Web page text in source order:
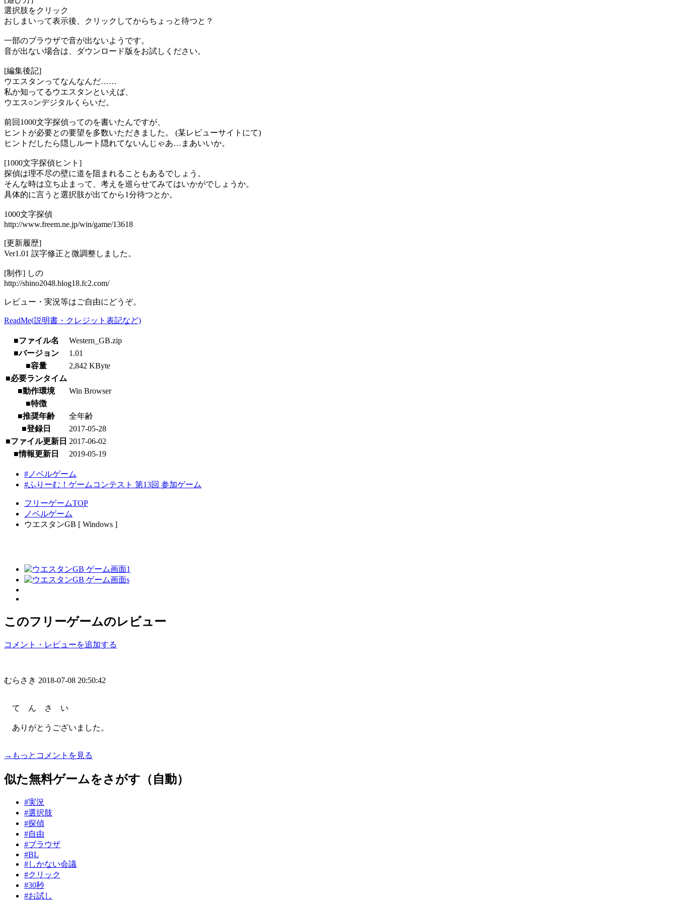
選択肢をクリック
おしまいって表示後、クリックしてからちょっと待つと？
一部のブラウザで音が出ないようです。
音が出ない場合は、ダウンロード版をお試しください。
[編集後記]
ウエスタンってなんなんだ……
私か知ってるウエスタンといえば、
ウエス○ンデジタルくらいだ。
前回1000文字探偵ってのを書いたんですが、
ヒントが必要との要望を多数いただきました。 (某レビューサイトにて)
ヒントだしたら隠しルート隠れてないんじゃあ…まあいいか。
[1000文字探偵ヒント]
探偵は理不尽の壁に道を阻まれることもあるでしょう。
そんな時は立ち止まって、考えを巡らせてみてはいかがでしょうか。
具体的に言うと選択肢が出てから1分待つとか。
1000文字探偵
http://www.freem.ne.jp/win/game/13618
[更新履歴]
Ver1.01 誤字修正と微調整しました。
[制作] しの
http://shino2048.blog18.fc2.com/
レビュー・実況等はご自由にどうぞ。
ReadMe(説明書・クレジット表記など)
■ファイル名
Western_GB.zip
■バージョン
1.01
■容量
2,842 KByte
■必要ランタイム
■動作環境
Win Browser
■特徴
■推奨年齢
全年齢
■登録日
2017-05-28
■ファイル更新日 2017-06-02
■情報更新日
2019-05-19
#ノベルゲーム
#ふりーむ！ゲームコンテスト 第13回 参加ゲーム
フリーゲームTOP
ノベルゲーム
ウエスタンGB [ Windows ]
このフリーゲームのレビュー
コメント・レビューを追加する
むらさき 2018-07-08 20:50:42
て ん さ い
ありがとうございました。
→もっとコメントを見る
似た無料ゲームをさがす（自動）
#実況
#選択肢
#探偵
#自由
#ブラウザ
#BL
#しかない会議
#クリック
#30秒
#お試し